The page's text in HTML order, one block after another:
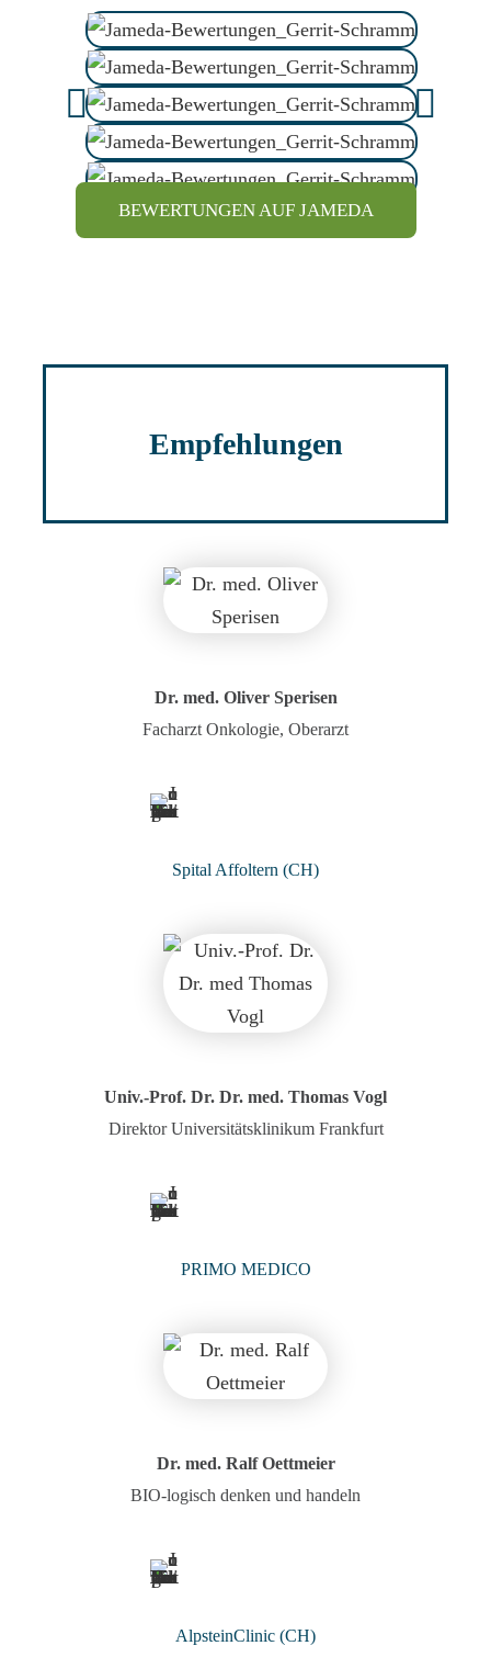
BEWERTUNGEN AUF JAMEDA
Empfehlungen
Dr. med. Oliver Sperisen​
Facharzt Onkologie, Oberarzt
Spital Affoltern (CH)
Univ.-Prof. Dr. Dr. med. Thomas Vogl​
Direktor Universitätsklinikum Frankfurt​
PRIMO MEDICO
Dr. med. Ralf Oettmeier​
BIO-logisch denken und handeln
AlpsteinClinic (CH)